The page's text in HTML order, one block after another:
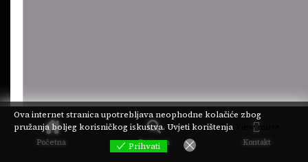
Početna Pretraga Kontakt
Ova internet stranica upotrebljava neophodne kolačiće zbog
pružanja boljeg korisničkog iskustva. Uvjeti korištenja
View more
Prihvati